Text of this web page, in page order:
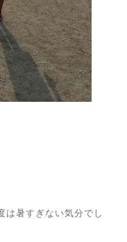
は暑すぎない気分でし